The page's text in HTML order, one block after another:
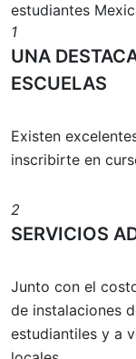
estudiantes
1
UNA
ESCUELAS
Existen
inscribirte en
2
SERVICIOS
Junto con el
de instalaciones
estudiantiles y a